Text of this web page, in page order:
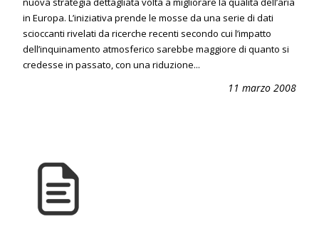
in Europa. L’iniziativa prende le mosse da una serie di dati
scioccanti rivelati da ricerche recenti secondo cui l’impatto
dell’inquinamento atmosferico sarebbe maggiore di quanto si
credesse in passato, con una riduzione...
11 marzo 2008